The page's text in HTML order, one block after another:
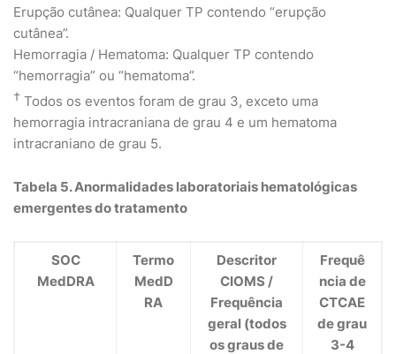
Erupção cutânea: Qualquer TP contendo “erupção
cutânea”.
Hemorragia / Hematoma: Qualquer TP contendo
“hemorragia” ou “hematoma”.
† Todos os eventos foram de grau 3, exceto uma
hemorragia intracraniana de grau 4 e um hematoma
intracraniano de grau 5.
Tabela 5. Anormalidades laboratoriais hematológicas
emergentes do tratamento
SOC
MedDRA
Termo
MedD
RA
Descritor
CIOMS /
Frequência
geral (todos
os graus de
Frequê
ncia de
CTCAE
de grau
3-4